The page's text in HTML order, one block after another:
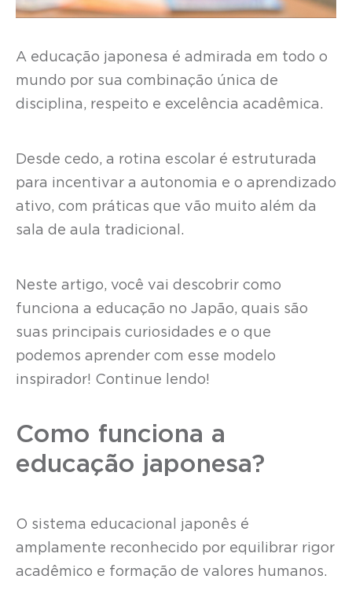
A educação japonesa é admirada em todo o
mundo por sua combinação única de
disciplina, respeito e excelência acadêmica.
Desde cedo, a rotina escolar é estruturada
para incentivar a autonomia e o aprendizado
ativo, com práticas que vão muito além da
sala de aula tradicional.
Neste artigo, você vai descobrir como
funciona a educação no Japão, quais são
suas principais curiosidades e o que
podemos aprender com esse modelo
inspirador! Continue lendo!
Como funciona a
educação japonesa?
O sistema educacional japonês é
amplamente reconhecido por equilibrar rigor
acadêmico e formação de valores humanos.